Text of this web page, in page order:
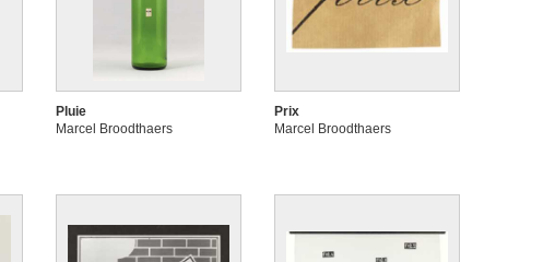
Pluie
Marcel Broodthaers
Prix
Marcel Broodthaers